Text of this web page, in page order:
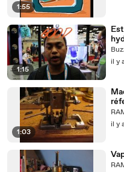
1:55
1:15
il y
1:03
il y